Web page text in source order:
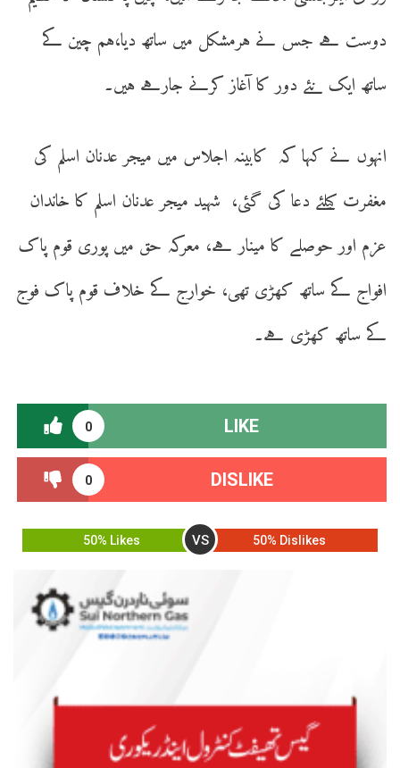
دوست ہے جس نے ہرمشکل میں ساتھ دیا،ہم چین کے
ساتھ ایک نئے دور کا آغاز کرنے جارہے ہیں۔
انہوں نے کہا کہ کابینہ اجلاس میں میجر عدنان اسلم کی
مغفرت کیلئے دعا کی گئی، شہید میجر عدنان اسلم کا خاندان
عزم اور حوصلے کا مینار ہے، معرکہ حق میں پوری قوم پاک
افواج کے ساتھ کھڑی تھی، خوارج کے خلاف قوم پاک فوج
کے ساتھ کھڑی ہے۔
0 LIKE
0 DISLIKE
50% Likes VS 50% Dislikes